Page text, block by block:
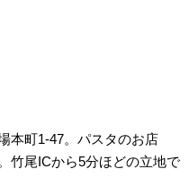
本町1-47。パスタのお店
竹尾ICから5分ほどの立地で